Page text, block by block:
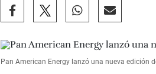
Pan American Energy lanzó una nueva edición